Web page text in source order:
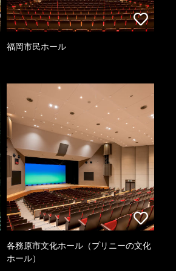
福岡市民ホール
各務原市文化ホール（プリニーの文化
ホール）